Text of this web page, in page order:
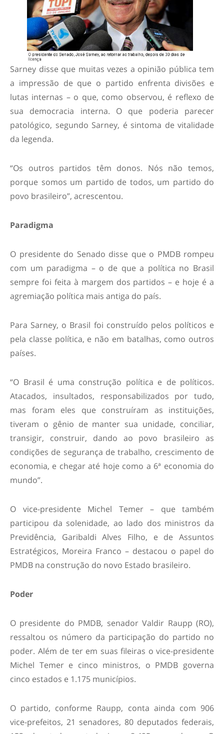
Sarney disse que muitas vezes a opinião pública tem
a impressão de que o partido enfrenta divisões e
lutas internas – o que, como observou, é reflexo de
sua democracia interna. O que poderia parecer
patológico, segundo Sarney, é sintoma de vitalidade
da legenda.
“Os outros partidos têm donos. Nós não temos,
porque somos um partido de todos, um partido do
povo brasileiro”, acrescentou.
Paradigma
O presidente do Senado disse que o PMDB rompeu
com um paradigma – o de que a política no Brasil
sempre foi feita à margem dos partidos – e hoje é a
agremiação política mais antiga do país.
Para Sarney, o Brasil foi construído pelos políticos e
pela classe política, e não em batalhas, como outros
países.
“O Brasil é uma construção política e de políticos.
Atacados, insultados, responsabilizados por tudo,
mas foram eles que construíram as instituições,
tiveram o gênio de manter sua unidade, conciliar,
transigir, construir, dando ao povo brasileiro as
condições de segurança de trabalho, crescimento de
economia, e chegar até hoje como a 6ª economia do
mundo”.
O vice-presidente Michel Temer – que também
participou da solenidade, ao lado dos ministros da
Previdência, Garibaldi Alves Filho, e de Assuntos
Estratégicos, Moreira Franco – destacou o papel do
PMDB na construção do novo Estado brasileiro.
Poder
O presidente do PMDB, senador Valdir Raupp (RO),
ressaltou os número da participação do partido no
poder. Além de ter em suas fileiras o vice-presidente
Michel Temer e cinco ministros, o PMDB governa
cinco estados e 1.175 municípios.
O partido, conforme Raupp, conta ainda com 906
vice-prefeitos, 21 senadores, 80 deputados federais,